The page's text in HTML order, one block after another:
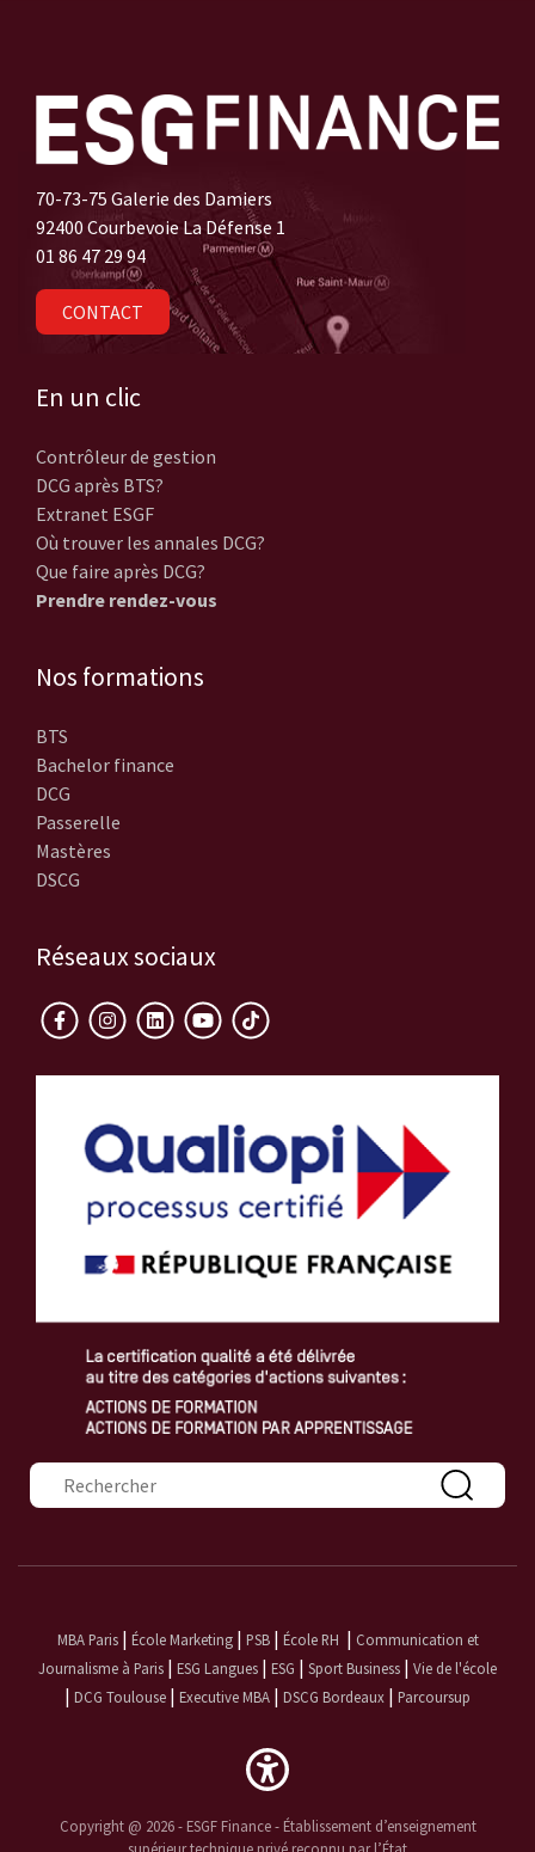
70-73-75 Galerie des Damiers
92400 Courbevoie La Défense 1
01 86 47 29 94
CONTACT
En un clic
Contrôleur de gestion
DCG après BTS?
Extranet ESGF
Où trouver les annales DCG?
Que faire après DCG?
Prendre rendez-vous
Nos formations
BTS
Bachelor finance
DCG
Passerelle
Mastères
DSCG
Réseaux sociaux
Formulaire de recherche
MBA Paris| École Marketing| PSB| École RH | Communication et
Journalisme à Paris | ESG Langues | ESG | Sport Business | Vie de l'école
| DCG Toulouse | Executive MBA | DSCG Bordeaux | Parcoursup
Copyright @ 2026 - ESGF Finance - Établissement d’enseignement